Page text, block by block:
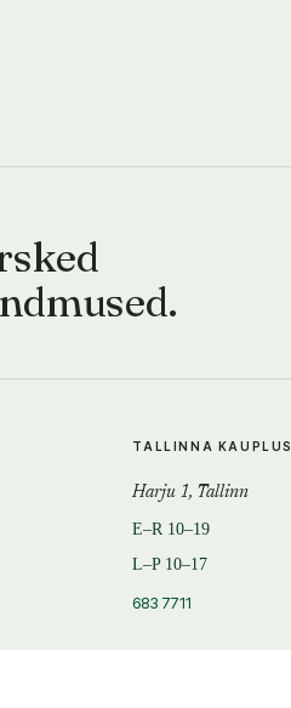
TALLINNA KAUPLUS
Harju 1, Tallinn
E–R 10–19
L–P 10–17
683 7711